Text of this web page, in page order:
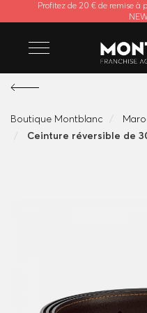
Profitez de 20 € de remise à
Boutique Montblanc
Ceinture réversible de